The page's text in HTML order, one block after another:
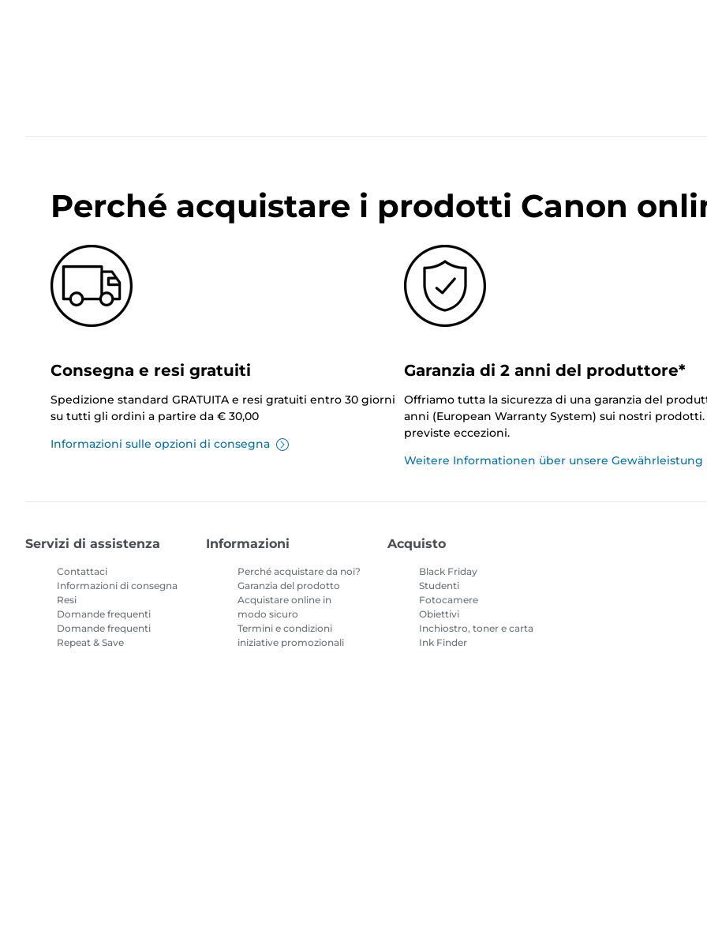
Perché acquistare i prodotti Canon
Consegna e resi gratuiti
Spedizione standard GRATUITA e resi gratuiti entro 30 giorni
su tutti gli ordini a partire da € 30,00
Informazioni sulle opzioni di consegna
Garanzia di 2 anni del produttore*
Offriamo tutta la sicurezza di una garanzia del
anni (European Warranty System) sui nostri prodotti.
previste eccezioni.
Weitere Informationen über unsere Gewährleistung
Servizi di assistenza
Contattaci
Informazioni di consegna
Resi
Domande frequenti
Domande frequenti
Repeat & Save
Informazioni
Perché acquistare da noi?
Garanzia del prodotto
Acquistare online in
modo sicuro
Termini e condizioni
iniziative promozionali
Acquisto
Black Friday
Studenti
Fotocamere
Obiettivi
Inchiostro, toner e carta
Ink Finder